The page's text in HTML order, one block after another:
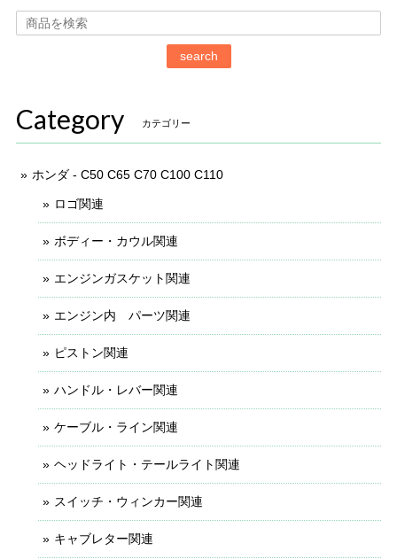
search
Category カテゴリー
ホンダ - C50 C65 C70 C100 C110
ロゴ関連
ボディー・カウル関連
エンジンガスケット関連
エンジン内 パーツ関連
ピストン関連
ハンドル・レバー関連
ケーブル・ライン関連
ヘッドライト・テールライト関連
スイッチ・ウィンカー関連
キャブレター関連